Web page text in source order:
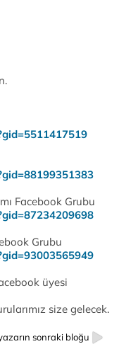
Facebook Grubu
Grubu
üyesi
size gelecek.
sonraki bloğu